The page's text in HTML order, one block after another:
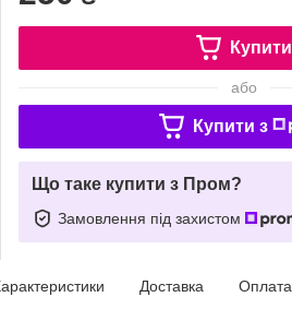
Купити
або
Купити з
Що таке купити з Пром?
Замовлення під захистом
Доставка Оплата